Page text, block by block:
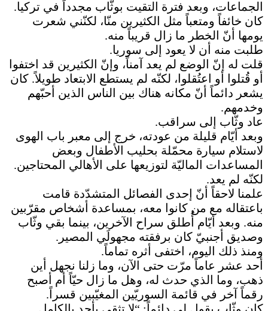
الجماعات، وبعد فترة التقيت بوثّاب مجدداً في تركيا.
كان خائفاً ومتعباً مثل الكثيرين منّا، لكنّني شعرت
يومها أنّ الخطر ما زال قريباً منه.
طلبت منه أن لا يعود إلى سوريا.
قلت له إنّ الوضع لم يعد آمناً، وإنّ الكثيرين قد اختفوا
أو قُتلوا أو اعتُقلوا، لكنّه لم يستطع الابتعاد طويلاً. كان
يشعر دائماً أنّ مكانه هناك بين الناس الذين أحبّهم
وخدمهم.
عاد وثّاب إلى سراقب.
وبعد أيّام قليلة من عودته، خرج إلى معبر باب الهوى
لاستلام سيارة محمّلة بحليب الأطفال وبعض
المساعدات الماليّة لتوزيعها على الأهالي المحتاجين.
لكنّه لم يعد.
علمنا لاحقاً أنّ إحدى الفصائل المتشدّدة قامت
باعتقاله مع من كانوا معه، بمساعدة أشخاص مقرّبين
منه. وبعد أيّام أُطلق سراح الآخرين، بينما بقي وثّاب
وصديق أجنبيّ كان برفقته مجهولَي المصير.
ومنذ ذلك اليوم، اختفى أثره تماماً.
أحد عشر عاماً مرّت حتى الآن، وما زلنا نجهل أين
ذهب، وما الذي حدث له، وهل ما زال حيّاً أم أصبح
رقماً آخر في قائمة السوريّين المغيّبين قسراً.